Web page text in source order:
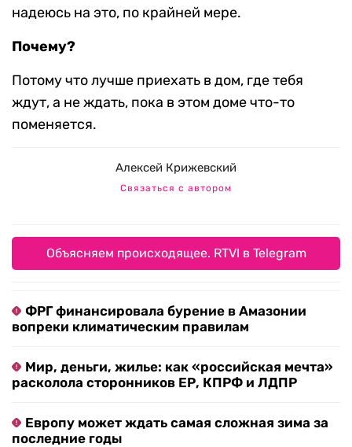
надеюсь на это, по крайней мере.
Почему?
Потому что лучше приехать в дом, где тебя
ждут, а не ждать, пока в этом доме что-то
поменяется.
Алексей Крижевский
Связаться с автором
Объясняем происходящее. RTVI в Telegram
ФРГ финансировала бурение в Амазонии
вопреки климатическим правилам
Мир, деньги, жилье: как «российская мечта»
расколола сторонников ЕР, КПРФ и ЛДПР
Европу может ждать самая сложная зима за
последние годы